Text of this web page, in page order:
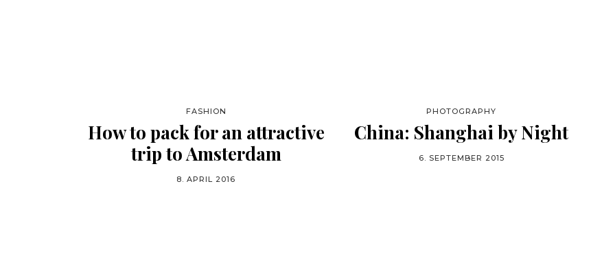
FASHION
How to pack for an attractive
trip to Amsterdam
8. APRIL 2016
PHOTOGRAPHY
China: Shanghai by Night
6. SEPTEMBER 2015